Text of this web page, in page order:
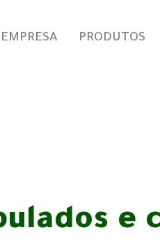
PRODUTOS
e